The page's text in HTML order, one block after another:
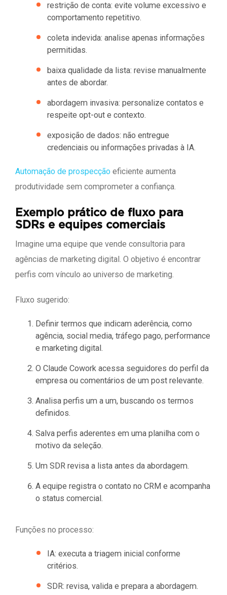
restrição de conta: evite volume excessivo e
comportamento repetitivo.
coleta indevida: analise apenas informações
permitidas.
baixa qualidade da lista: revise manualmente
antes de abordar.
abordagem invasiva: personalize contatos e
respeite opt-out e contexto.
exposição de dados: não entregue
credenciais ou informações privadas à IA.
Automação de prospecção eficiente aumenta
produtividade sem comprometer a confiança.
Exemplo prático de fluxo para
SDRs e equipes comerciais
Imagine uma equipe que vende consultoria para
agências de marketing digital. O objetivo é encontrar
perfis com vínculo ao universo de marketing.
Fluxo sugerido:
Definir termos que indicam aderência, como
agência, social media, tráfego pago, performance
e marketing digital.
O Claude Cowork acessa seguidores do perfil da
empresa ou comentários de um post relevante.
Analisa perfis um a um, buscando os termos
definidos.
Salva perfis aderentes em uma planilha com o
motivo da seleção.
Um SDR revisa a lista antes da abordagem.
A equipe registra o contato no CRM e acompanha
o status comercial.
Funções no processo:
IA: executa a triagem inicial conforme
critérios.
SDR: revisa, valida e prepara a abordagem.